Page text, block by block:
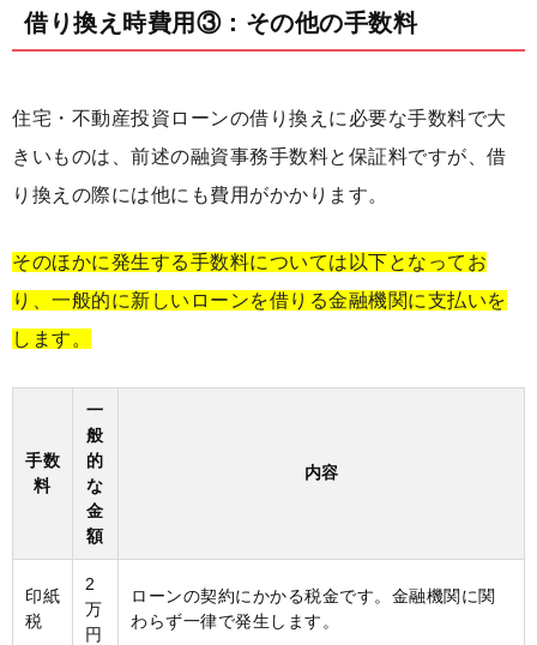
借り換え時費用③：その他の手数料
住宅・不動産投資ローンの借り換えに必要な手数料で大
きいものは、前述の融資事務手数料と保証料ですが、借
り換えの際には他にも費用がかかります。
そのほかに発生する手数料については以下となってお
り、一般的に新しいローンを借りる金融機関に支払いを
します。
手数
料
一
般
的
な
金
額
内容
印紙
税
2
万
円
ローンの契約にかかる税金です。金融機関に関
わらず一律で発生します。